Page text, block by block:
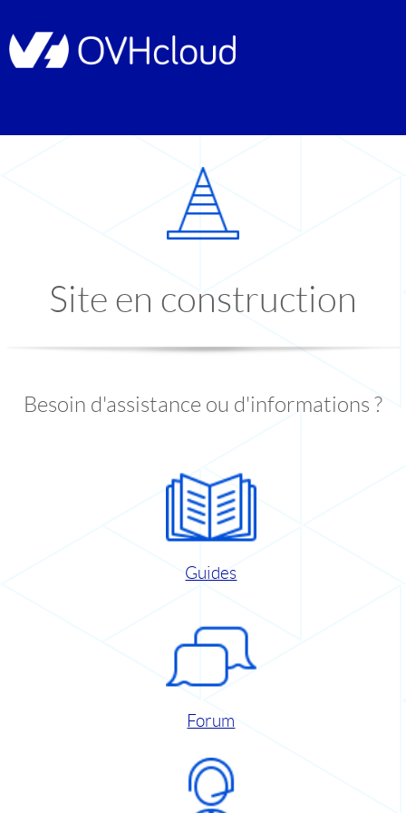
Site en construction
Besoin d'assistance ou d'informations ?
Guides
Forum